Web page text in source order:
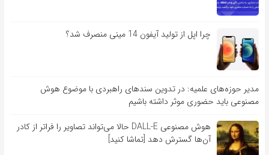
چرا اپل از تولید آیفون 14 مینی منصرف شد؟
مدیر حوزه‌های علمیه: در تدوین سندهای راهبردی با موضوع هوش
مصنوعی باید حضوری موثر داشته باشیم
هوش مصنوعی DALL-E حالا می‌تواند تصاویر را فراتر از کادر
آن‌ها گسترش دهد [تماشا کنید]